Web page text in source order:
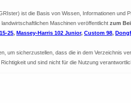
ist die Basis von Wissen, Informationen
Maschinen veröffentlicht zum
25, Massey-Harris 102 Junior, Custom 98,
um sicherzustellen, dass die in dem Verzeichnis
und sind nicht für die Nutzung